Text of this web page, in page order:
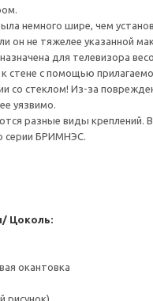
немного шире, чем
он не тяжелее указанной
для телевизора
стене с помощью
стеклом! Из-за
уязвимо.
разные виды
серии БРИМНЭС.
Цоколь:
окантовка
рисунок)